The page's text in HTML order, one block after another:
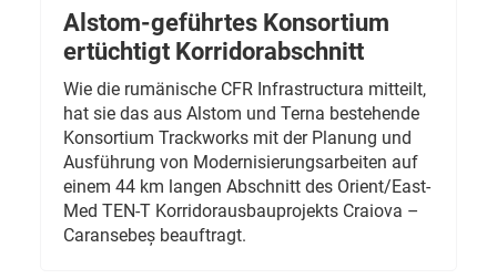
Alstom-geführtes Konsortium
ertüchtigt Korridorabschnitt
Wie die rumänische CFR Infrastructura mitteilt,
hat sie das aus Alstom und Terna bestehende
Konsortium Trackworks mit der Planung und
Ausführung von Modernisierungsarbeiten auf
einem 44 km langen Abschnitt des Orient/East-
Med TEN-T Korridorausbauprojekts Craiova –
Caransebeș beauftragt.